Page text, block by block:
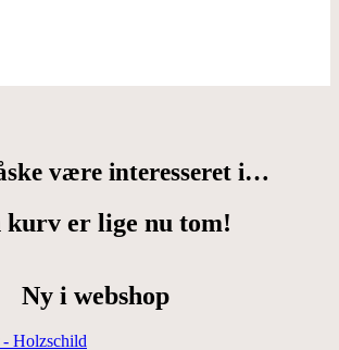
være interesseret i…
kurv er lige nu tom!
Ny i webshop